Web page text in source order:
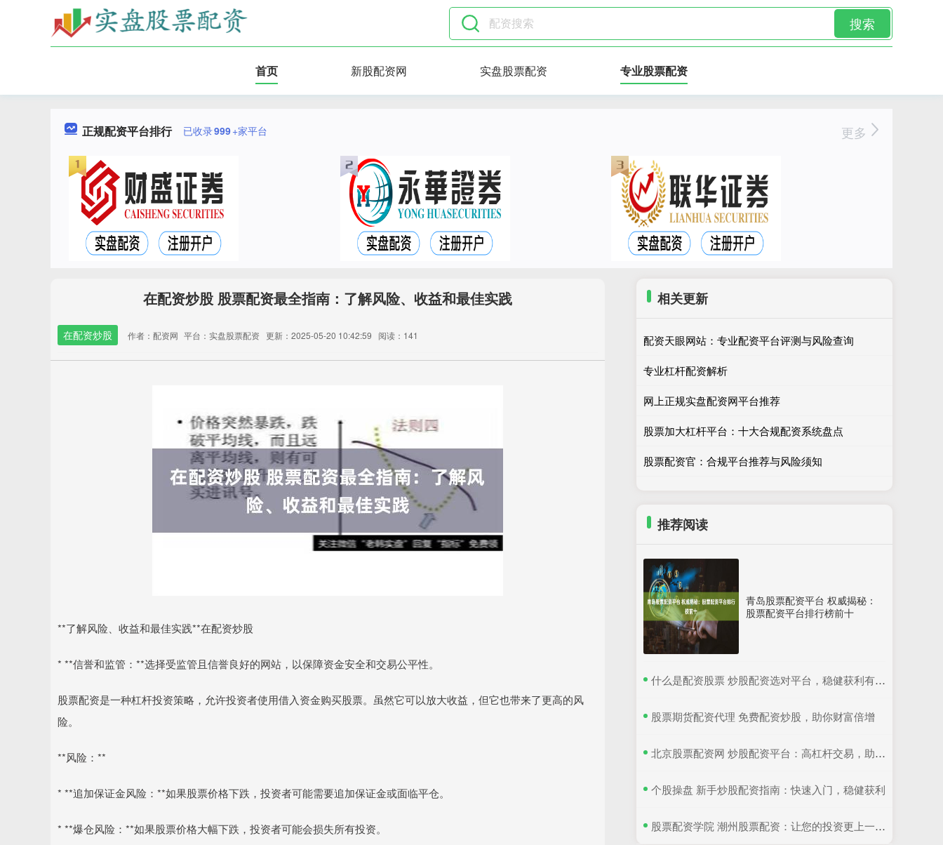
搜索
首页 新股配资网 实盘股票配资 专业股票配资
正规配资平台排行 已收录999+家平台 更多
在配资炒股 股票配资最全指南：了解风险、收益和最佳实践
在配资炒股 作者：配资网 平台：实盘股票配资 更新：2025-05-20 10:42:59 阅读：141
**了解风险、收益和最佳实践**在配资炒股
* **信誉和监管：**选择受监管且信誉良好的网站，以保障资金安全和交易公平性。
股票配资是一种杠杆投资策略，允许投资者使用借入资金购买股票。虽然它可以放大收益，但它也带来了更高的风
险。
**风险：**
* **追加保证金风险：**如果股票价格下跌，投资者可能需要追加保证金或面临平仓。
* **爆仓风险：**如果股票价格大幅下跌，投资者可能会损失所有投资。
相关更新
配资天眼网站：专业配资平台评测与风险查询
专业杠杆配资解析
网上正规实盘配资网平台推荐
股票加大杠杆平台：十大合规配资系统盘点
股票配资官：合规平台推荐与风险须知
推荐阅读
青岛股票配资平台 权威揭秘：
股票配资平台排行榜前十
​什么是配资股票 炒股配资选对平台，稳健获利有保障
​股票期货配资代理 免费配资炒股，助你财富倍增
​北京股票配资网 炒股配资平台：高杠杆交易，助你财富增值
​个股操盘 新手炒股配资指南：快速入门，稳健获利
​股票配资学院 潮州股票配资：让您的投资更上一层楼